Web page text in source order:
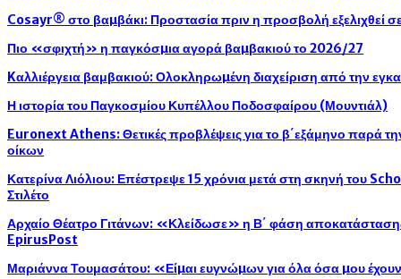
Cosayr® στο βαµβάκι: Προστασία πριν η προσβολή εξελιχθεί
Πιο «σφιχτή» η παγκόσµια αγορά βαµβακιού το 2026/27
Kαλλιέργεια βαμβακιού: Ολοκληρωµένη διαχείριση από την
Η ιστορία του Παγκοσμίου Κυπέλλου Ποδοσφαίρου (Μουντιάλ)
Euronext Athens: Θετικές προβλέψεις για το β΄εξάμηνο παρά
οίκων
Κατερίνα Λιόλιου: Επέστρεψε 15 χρόνια μετά στη σκηνή του
Στιλέτο
Αρχαίο Θέατρο Γιτάνων: «Κλείδωσε» η Β΄ φάση
EpirusPost
Μαριάννα Τουμασάτου: «Είµαι ευγνώµων για όλα όσα µου